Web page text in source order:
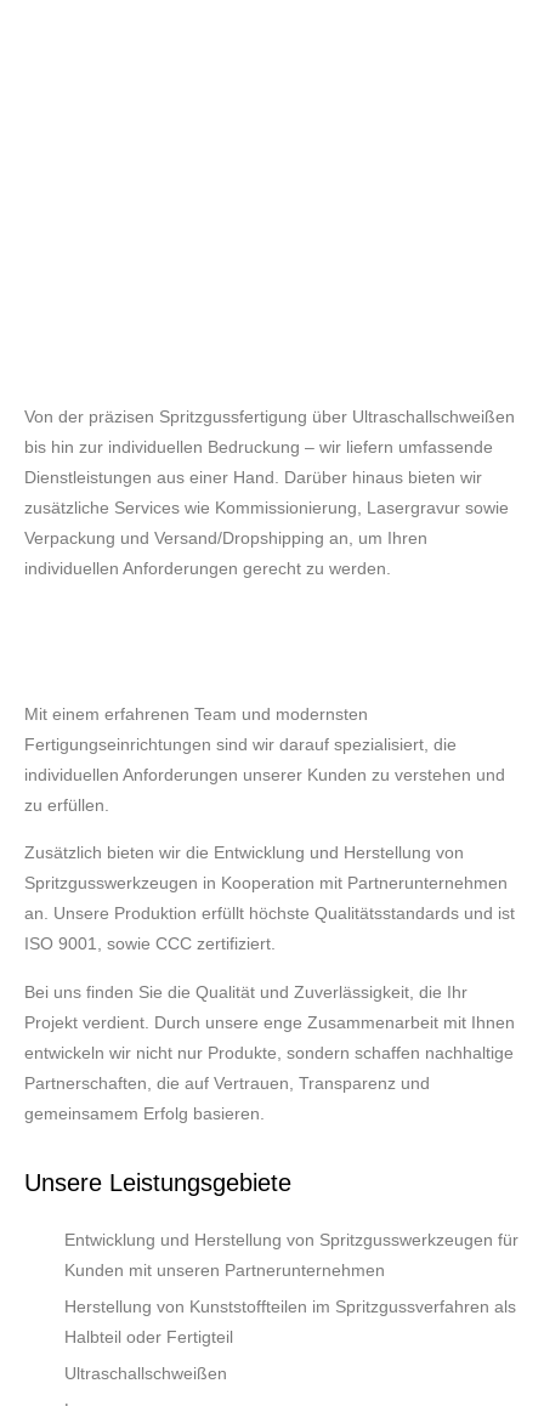
Von der präzisen Spritzgussfertigung über Ultraschallschweißen
bis hin zur individuellen Bedruckung – wir liefern umfassende
Dienstleistungen aus einer Hand. Darüber hinaus bieten wir
zusätzliche Services wie Kommissionierung, Lasergravur sowie
Verpackung und Versand/Dropshipping an, um Ihren
individuellen Anforderungen gerecht zu werden.
Mit einem erfahrenen Team und modernsten
Fertigungseinrichtungen sind wir darauf spezialisiert, die
individuellen Anforderungen unserer Kunden zu verstehen und
zu erfüllen.
Zusätzlich bieten wir die Entwicklung und Herstellung von
Spritzgusswerkzeugen in Kooperation mit Partnerunternehmen
an. Unsere Produktion erfüllt höchste Qualitätsstandards und ist
ISO 9001, sowie CCC zertifiziert.
Bei uns finden Sie die Qualität und Zuverlässigkeit, die Ihr
Projekt verdient. Durch unsere enge Zusammenarbeit mit Ihnen
entwickeln wir nicht nur Produkte, sondern schaffen nachhaltige
Partnerschaften, die auf Vertrauen, Transparenz und
gemeinsamem Erfolg basieren.
Unsere Leistungsgebiete
Entwicklung und Herstellung von Spritzgusswerkzeugen für
Kunden mit unseren Partnerunternehmen
Herstellung von Kunststoffteilen im Spritzgussverfahren als
Halbteil oder Fertigteil
Ultraschallschweißen